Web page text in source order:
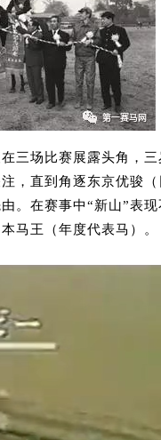
三场比赛展露头角，
，直到角逐东京优骏
。在赛事中“新山”表
马王（年度代表马）。